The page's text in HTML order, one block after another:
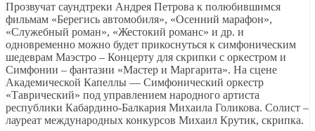
Прозвучат саундтреки Андрея Петрова к полюбившимся
фильмам «Берегись автомобиля», «Осенний марафон»,
«Служебный роман», «Жестокий романс» и др. и
одновременно можно будет прикоснуться к симфоническим
шедеврам Маэстро – Концерту для скрипки с оркестром и
Симфонии – фантазии «Мастер и Маргарита». На сцене
Академической Капеллы — Симфонический оркестр
«Таврический» под управлением народного артиста
республики Кабардино-Балкария Михаила Голикова. Солист –
лауреат международных конкурсов Михаил Крутик, скрипка.